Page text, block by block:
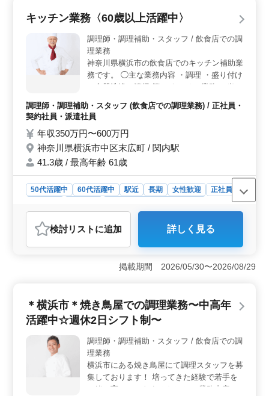
きる職場環境が整っています。経験豊富なシニアの方に
とっても働きやすい勤務環境です。 ＜利便性の高い
勤務地＞ 横浜市保土ケ谷区に位置し、最寄り駅からの
アクセスが良好です。通勤のしやすさは、勤務意欲を保
ち、日々のストレスを軽減することにもつながります。
キッチン業務〈60歳以上活躍中〉
調理師・調理補助・スタッフ / 飲食店での調
理業務
神奈川県横浜市の飲食店でのキッチン補助業
務です。 ◯主な業務内容 ・調理 ・盛り付け
・食器洗浄、清掃 等 （キッチン業務） 当初
は各調理部署をリーダーと共にＯＪＴし、調
理部署へ配属となります。 60代の採用実績
あります！ これまでの経験を活かして、厨
房で活躍してみませんか？
調理師・調理補助・スタッフ (飲食店での調理業務) / 正社員・
契約社員・派遣社員
年収350万円〜600万円
神奈川県横浜市中区末広町 / 関内駅
41.3歳 / 最高年齢 61歳
50代活躍中 60代活躍中 駅近 長期 女性歓迎
正社員
おすすめポイント
＜経験を活かせる職場＞ 60代の方も活躍中で、これま
での調理経験を活かせる職場です。キッチン業務に関す
るOJTがあり、安心して新たな職場に適応できます。年
収350万円〜600万円で安定した収入が得られ、経験豊富
間が選べるため、自分のライフスタイルに合わせて働け
ます。実働7.5時間程度で、14時〜2時の間で調整可能で
が整っています。 ＜充実した福利厚生と通勤の利便
性＞ 雇用保険、労災保険、健康保険、厚生年金が完備
されており、安心して長期間働けます。関内駅からのア
クセスが良好で、通勤手当も実費支給されるため、通勤
コストの負担が軽減されます。シフト制のため、休日も
検討リスト に追加 詳しく見る
掲載期間 2026/05/30〜2026/08/29
＊横浜市＊焼き鳥屋での調理業務〜中高年
活躍中☆週休2日シフト制〜
調理師・調理補助・スタッフ / 飲食店での調
理業務
横浜市にある焼き鳥屋にて調理スタッフを募
集しております！ 培ってきた経験で若手を
一緒に育てていきませんか？ ＊業務内容＊